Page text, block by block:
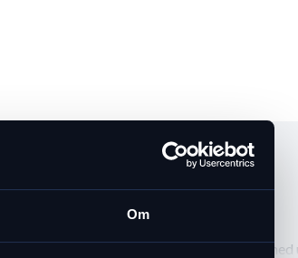
Om
introducerade D’Arcs en världsförsta box